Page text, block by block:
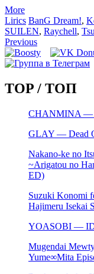
More
Lirics BanG Dream!,
SUILEN, Raychell,
Запись
навигация
Previous
TOP / ТОП
CHANMINA —
GLAY — Dead
Nakano-ke no
~Arigatou no
ED)
Suzuki Konomi
Hajimeru Isekai
YOASOBI —
Mugendai
Yume∞Mita